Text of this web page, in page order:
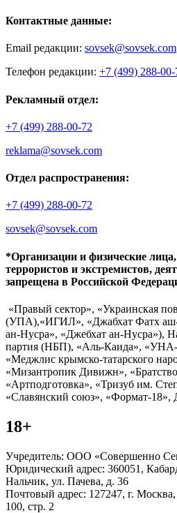
Контактные данные:
Email редакции: sovsek@sovsek.com
Телефон редакции: +7 (499) 288-00-
Рекламный отдел:
+7 (499) 288-00-72
reklama@sovsek.com
Отдел распространения:
+7 (499) 288-00-72
sovsek@sovsek.com
*Организации и физические
террористов и экстремистов,
запрещена в Российской
«Правый сектор», «Украинская
(УПА),«ИГИЛ», «Джабхат Фатх
ан-Нусра», «Джебхат ан-Нусра»),
партия (НБП), «Аль-Каида»,
«Меджлис крымско-татарского
«Мизантропик Дивижн»,
«Артподготовка», «Тризуб им.
«Славянский союз», «Формат-18»,
18+
Учредитель: ООО «Совершенно
Юридический адрес: 360051,
Нальчик, ул. Пачева, д. 36
Почтовый адрес: 127247, г.
100, стр. 2